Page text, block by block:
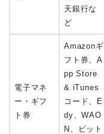
天銀行な
ど
電子マネ
ー・ギフ
ト券
Amazonギ
フト券、A
pp Store
& iTunes
コード、E
dy、WAO
N、ビット